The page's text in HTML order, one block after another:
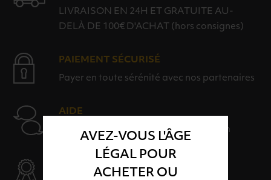
AVEZ-VOUS L'ÂGE
LÉGAL POUR
ACHETER OU
LIVRAISON EN 24H ET GRATUITE AU-
DELÀ DE 100€ D'ACHAT (hors consignes)
PAIEMENT SÉCURISÉ
Payer en toute sérénité avec nos partenaires
AIDE
Nos conseillers sont à votre disposition